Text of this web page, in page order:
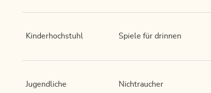
Kinderhochstuhl Spiele für drinnen
Jugendliche Nichtraucher